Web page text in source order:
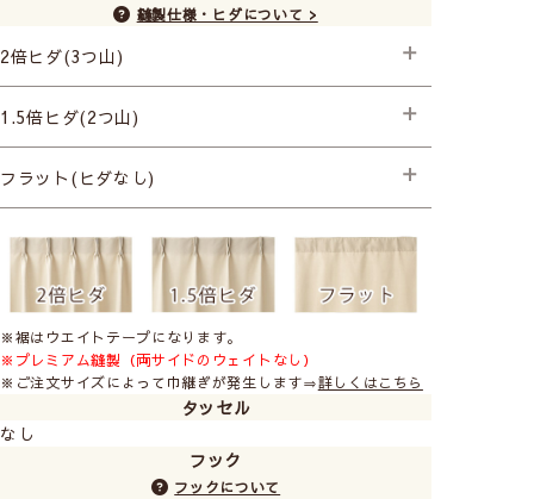
縫製仕様・ヒダについて >
2倍ヒダ(3つ山)
├プレミアム縫製
1.5倍ヒダ(2つ山)
├プレミアム縫製
フラット(ヒダなし)
※裾はウエイトテープになります。
※プレミアム縫製（両サイドのウェイトなし）
※ご注文サイズによって巾継ぎが発生します⇒詳しくはこちら
タッセル
なし
フック
フックについて